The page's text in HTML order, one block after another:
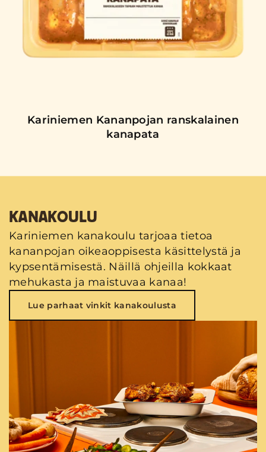
Kariniemen Kananpojan ranskalainen
kanapata
KANAKOULU
Kariniemen kanakoulu tarjoaa tietoa
kananpojan oikeaoppisesta käsittelystä ja
kypsentämisestä. Näillä ohjeilla kokkaat
mehukasta ja maistuvaa kanaa!
Lue parhaat vinkit kanakoulusta